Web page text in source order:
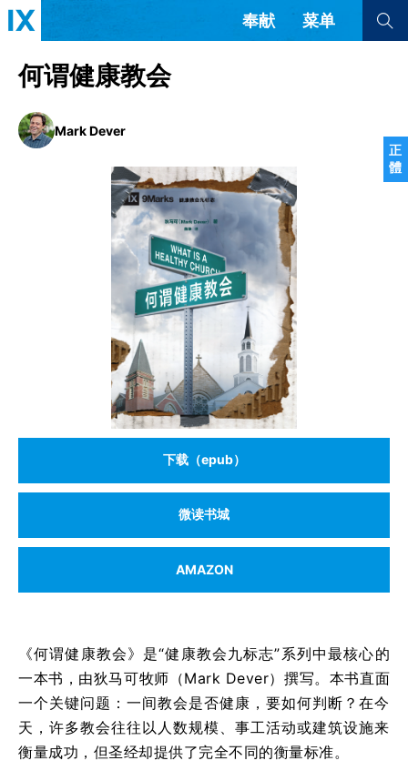
正
體
奉献 菜单
文章
解经式讲道与神学
福音传讲与宣教 成员制与教会纪律
团契生活与祷告
查看全部
查看全部
隐私条款
正體中文
英语
葡萄牙语
俄语
达里语
波斯语
罗马尼亚语
波兰语
意大利语
德语
土耳其语
阿拉伯语
阿尔巴尼亚语
塞尔维亚语 柬埔寨语
何谓健康教会
Mark Dever
下载（epub）
微读书城
AMAZON
《何谓健康教会》是“健康教会九标志”系列中最核心的
一本书，由狄马可牧师（Mark Dever）撰写。本书直面
一个关键问题：一间教会是否健康，要如何判断？在今
天，许多教会往往以人数规模、事工活动或建筑设施来
衡量成功，但圣经却提供了完全不同的衡量标准。